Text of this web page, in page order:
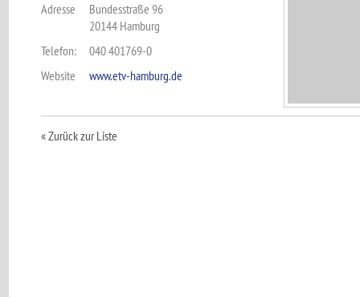
Adresse
Bundesstraße 96
20144 Hamburg
Telefon:
040 401769-0
Website
www.etv-hamburg.de
« Zurück zur Liste